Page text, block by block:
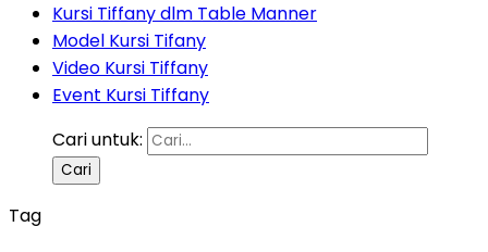
Kursi Tiffany dlm Table Manner
Model Kursi Tifany
Video Kursi Tiffany
Event Kursi Tiffany
Cari untuk:
Tag